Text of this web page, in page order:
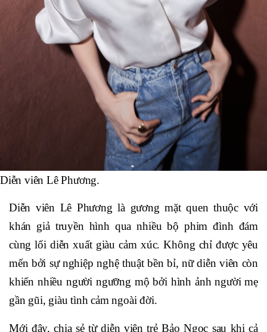
Diễn viên Lê Phương.
Diễn viên Lê Phương là gương mặt quen thuộc với
khán giả truyền hình qua nhiều bộ phim đình đám
cùng lối diễn xuất giàu cảm xúc. Không chỉ được yêu
mến bởi sự nghiệp nghệ thuật bền bỉ, nữ diễn viên còn
khiến nhiều người ngưỡng mộ bởi hình ảnh người mẹ
gần gũi, giàu tình cảm ngoài đời.
Mới đây, chia sẻ từ diễn viên trẻ Bảo Ngọc sau khi cả